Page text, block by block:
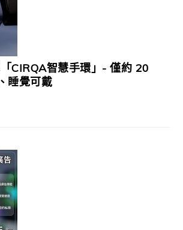
CIRQA智慧手環」- 僅約 20
睡覺可戴